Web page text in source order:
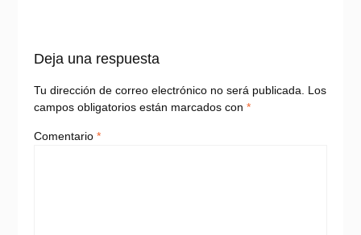
Deja una respuesta
Tu dirección de correo electrónico no será publicada.
Los
campos obligatorios están marcados con *
Comentario *